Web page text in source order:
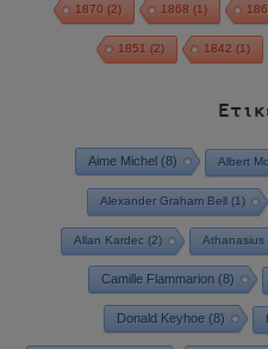
1870 (2) 1868 (1)
1851 (2) 1842 (1)
Aime Michel(8) Albert
Alexander Graham Bell (1)
Allan Kardec (2) Athanasius
Camille Flammarion (8)
Donald Keyhoe(8)